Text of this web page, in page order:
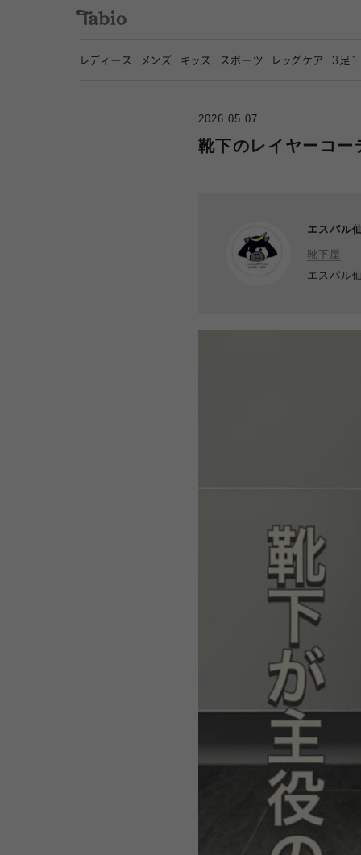
レディース メンズ キッズ スポーツ レッグケア 3 足
2026.05.07
靴下のレイヤーコ
エスパル
靴下屋
エスパル